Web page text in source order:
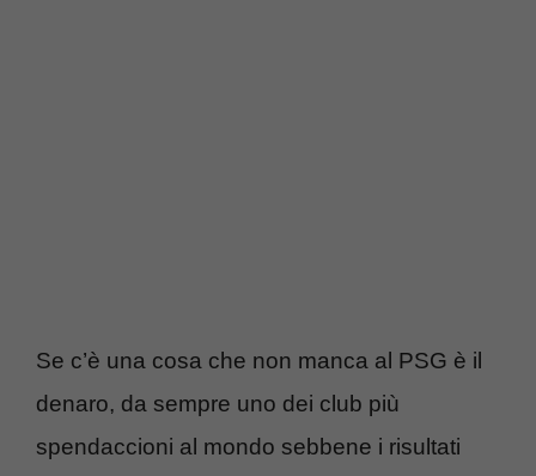
Se c’è una cosa che non manca al PSG è il
denaro, da sempre uno dei club più
spendaccioni al mondo sebbene i risultati